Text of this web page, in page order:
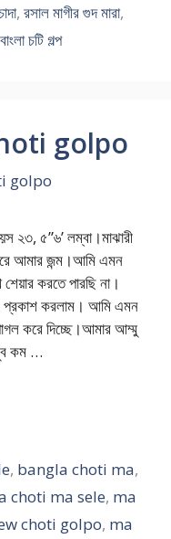
, রসাল মাগীর গুদ মারা,
চটি গল্প
golpo
golpo
৫”৬’ লম্বা।মাঝারী
আমার জন্ম।আমি এমন
করতে পারছি না।
প্রকাশ করলাম। আমি এমন
করে দিচ্ছে।আমার আম্মু
কম …
, bangla choti ma,
choti ma sele, ma
choti golpo, ma